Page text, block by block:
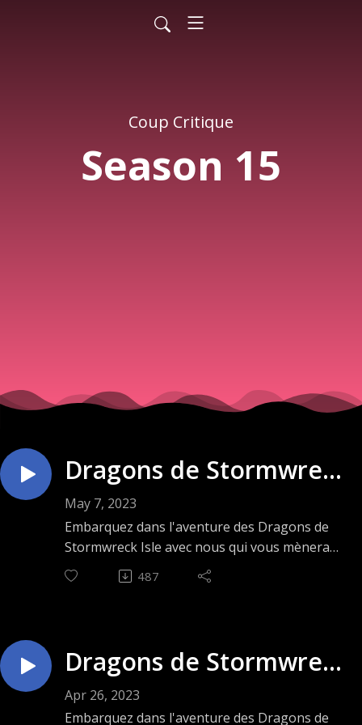
Coup Critique
Season 15
Dragons de Stormwreck
Isle - Épisode 15 - Sous
le coffre
May 7, 2023
Embarquez dans l'aventure des Dragons de
Stormwreck Isle avec nous qui vous mènera
sur une île en pleine mer, tourmentée par les
esprits de dragons anciens et malicieux et par
disponible dans la Boîte d'Initiation (Starter
Set) de Donjons & Dragons 5e édition.
ANIMATION :
Félix-Antoine Huard
487
Dragons de Stormwreck
Isle - Épisode 14 -
Apr 26, 2023
Embarquez dans l'aventure des Dragons de